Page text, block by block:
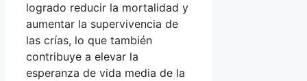
logrado reducir la mortalidad y
aumentar la supervivencia de
las crías, lo que también
contribuye a elevar la
esperanza de vida media de la